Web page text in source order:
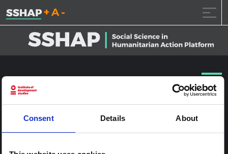
Consent Details About
تقليل حجم الخط.
إعادة ضبط حجم
زيادة حجم
الجفاف في إثيوبيا
نشر على2017.1.23
(2017.1.23) بواسطةssia_admin